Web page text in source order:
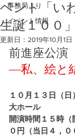
事務局より
イベント情報
ベント「い
生誕１００」
更新日： 2019年10月1日
前進座公演
―私、絵と
１０月１３日（
大ホール
開演時間１５時（
０円（当日４，